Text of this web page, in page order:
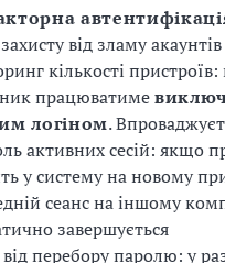
від зламу акаунтів
кількості
працюватиме
логіном.
активних сесій: якщо
у систему на новому
сеанс на іншому
завершується
перебору паролю: у